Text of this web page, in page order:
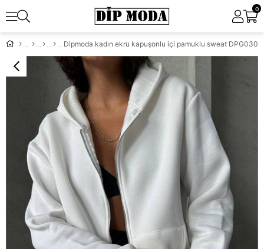
0
Dipmoda kadın ekru kapuşonlu içi pamuklu sweat DPG030